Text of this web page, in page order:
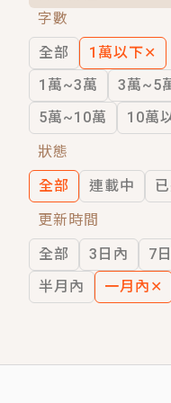
穿越｜《
字數
全部
1萬以下✕
1萬~3萬
3萬~5
5萬~10萬
10萬
狀態
全部
連載中
更新時間
全部
3日內
7
半月內
一月內 ✕